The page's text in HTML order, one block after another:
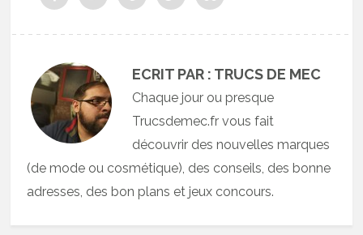
ECRIT PAR : TRUCS DE MEC
Chaque jour ou presque
Trucsdemec.fr vous fait
découvrir des nouvelles marques
(de mode ou cosmétique), des conseils, des bonne
adresses, des bon plans et jeux concours.